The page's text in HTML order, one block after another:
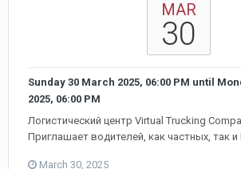
MAR
30
Sunday 30 March 2025, 06:00 PM until
2025, 06:00 PM
Логистический центр Virtual Trucking
Приглашает водителей, как частных, так и
March 30, 2025